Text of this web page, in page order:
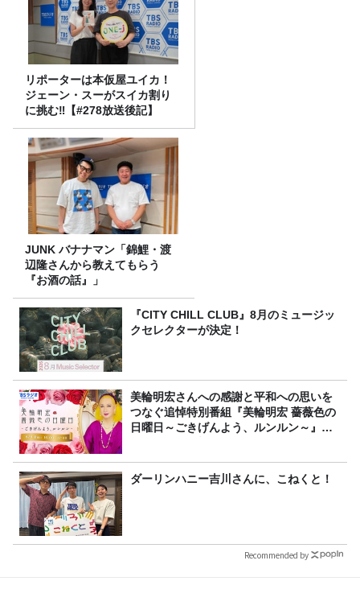
リポーターは本仮屋ユイカ！
ジェーン・スーがスイカ割り
に挑む‼【#278放送後記】
JUNK バナナマン「錦鯉・渡
辺隆さんから教えてもらう
『お酒の話』」
『CITY CHILL CLUB』8月のミュージッ
クセレクターが決定！
美輪明宏さんへの感謝と平和への思いを
つなぐ追悼特別番組『美輪明宏 薔薇色の
日曜日～ごきげんよう、ルンルン～』
ダーリンハニー吉川さんに、こねくと！
Recommended by